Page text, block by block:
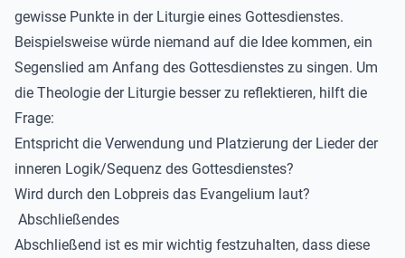
gewisse Punkte in der Liturgie eines Gottesdienstes.
Beispielsweise würde niemand auf die Idee kommen, ein
Segenslied am Anfang des Gottesdienstes zu singen. Um
die Theologie der Liturgie besser zu reflektieren, hilft die
Frage:
Entspricht die Verwendung und Platzierung der Lieder der
inneren Logik/Sequenz des Gottesdienstes?
Wird durch den Lobpreis das Evangelium laut?
Abschließendes
Abschließend ist es mir wichtig festzuhalten, dass diese